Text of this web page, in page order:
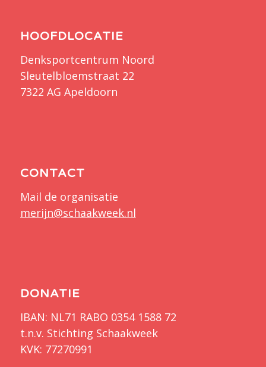
HOOFDLOCATIE
Denksportcentrum Noord
Sleutelbloemstraat 22
7322 AG Apeldoorn
CONTACT
Mail de organisatie
merijn@schaakweek.nl
DONATIE
IBAN: NL71 RABO 0354 1588 72
t.n.v. Stichting Schaakweek
KVK: 77270991